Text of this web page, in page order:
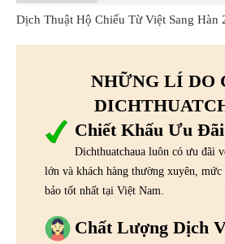
Dịch Thuật Hộ Chiếu Từ Việt Sang Hàn
NHỮNG LÍ DO
Chiết Khấu Ưu Đãi
Dichthuatchaua luôn có ưu đãi
lớn và khách hàng thường xuyên,
bảo tốt nhất tại Việt Nam.
Chất Lượng Dịch